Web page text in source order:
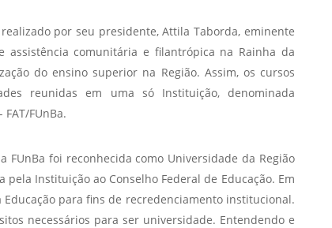
por seu presidente, Attila Taborda, eminente
comunitária e filantrópica na Rainha da
do ensino superior na Região. Assim, os cursos
reunidas em uma só Instituição, denominada
FUnBa.
FUnBa foi reconhecida como Universidade da Região
Instituição ao Conselho Federal de Educação. Em
para fins de recredenciamento institucional.
necessários para ser universidade. Entendendo e